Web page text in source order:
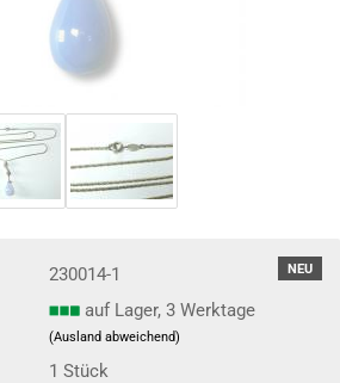
NEU
230014-1
auf Lager, 3 Werktage
(Ausland abweichend)
1Stück